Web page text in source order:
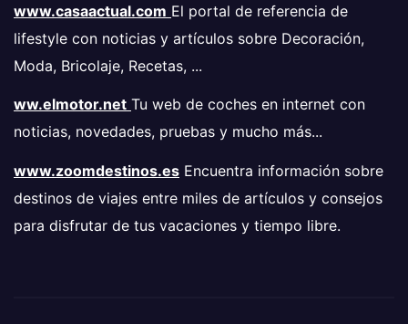
www.casaactual.com El portal de referencia de
lifestyle con noticias y artículos sobre Decoración,
Moda, Bricolaje, Recetas, ...
ww.elmotor.net Tu web de coches en internet con
noticias, novedades, pruebas y mucho más...
www.zoomdestinos.es Encuentra información sobre
destinos de viajes entre miles de artículos y consejos
para disfrutar de tus vacaciones y tiempo libre.